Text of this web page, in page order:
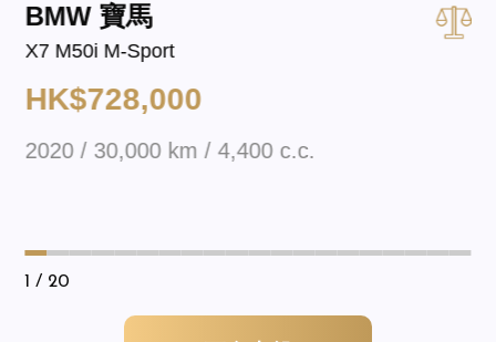
BMW 寶馬
X7 M50i M-Sport
HK$728,000
2020 / 30,000 km / 4,400 c.c.
1 / 20